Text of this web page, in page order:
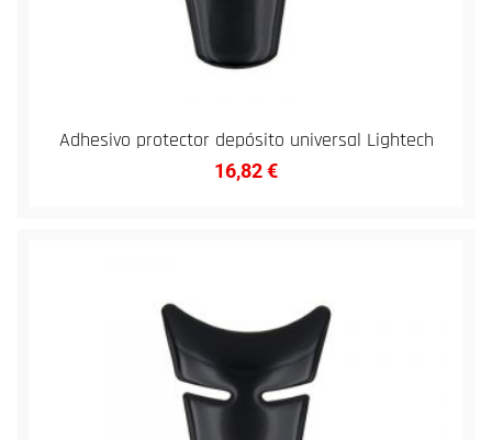
Adhesivo protector depósito universal Lightech
16,82€